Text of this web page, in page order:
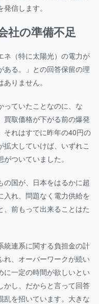
信します。
社の準備不足
ネ（特に太陽光）の電力が
ある。」との回答保留の理
りません。
っていたことなのに、な
買取価格が下がる前の爆発
それはすでに昨年の40円の
大していけば、いずれこ
ついていました。
の国が、日本をはるかに超
入れ、問題なく電力供給を
前もって出来ることはた
統連系に関する負担金の計
れ、オーバーワークが続い
に一定の時間が欲しいとい
かし、だからと言って回答
乱を招いています。大きな